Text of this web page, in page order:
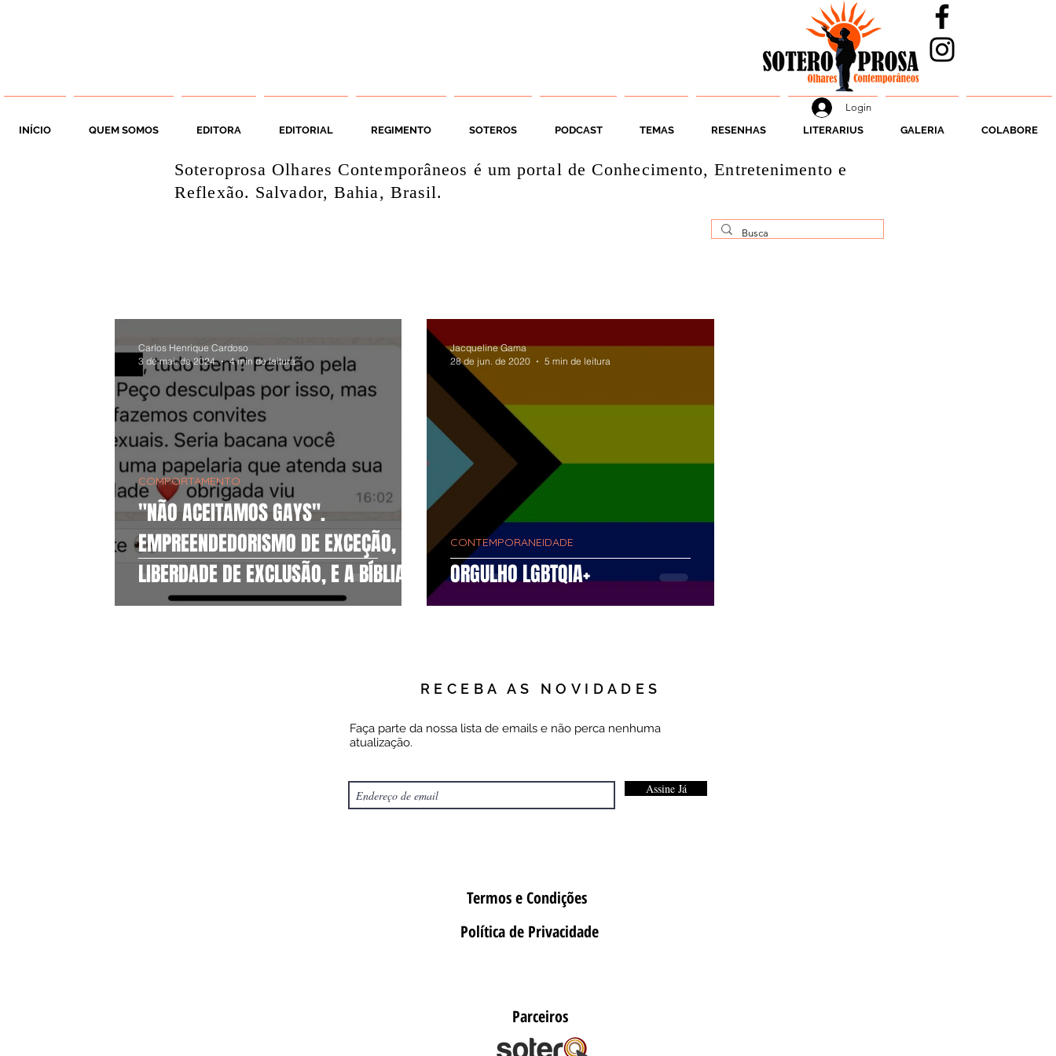
INÍCIO QUEM SOMOS EDITORA EDITORIAL REGIMENTO SOTEROS PODCAST TEMAS RESENHAS LITERARIUS GALERIA COLABORE
Login
Soteroprosa Olhares Contemporâneos é um portal de Conhecimento, Entretenimento e
Reflexão. Salvador, Bahia, Brasil.
"NÃO ACEITAMOS GAYS".
EMPREENDEDORISMO DE EXCEÇÃO,
LIBERDADE DE EXCLUSÃO, E A BÍBLIA
COMO LEI.
COMPORTAMENTO
Carlos Henrique Cardoso
3 de mai. de 2024
4 min de leitura
ORGULHO LGBTQIA+
CONTEMPORANEIDADE
Jacqueline Gama
28 de jun. de 2020
5 min de leitura
RECEBA AS NOVIDADES
Faça parte da nossa lista de emails e não perca nenhuma
atualização.
Assine Já
Termos e Condições
Política de Privacidade
Parceiros